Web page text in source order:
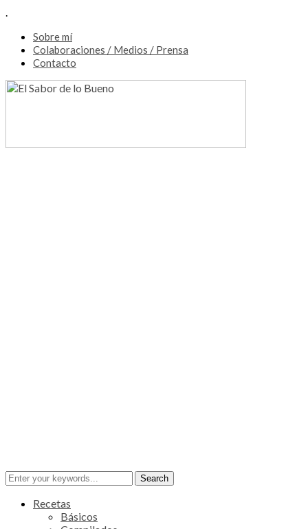
.
Sobre mí
Colaboraciones / Medios / Prensa
Contacto
Recetas
Básicos